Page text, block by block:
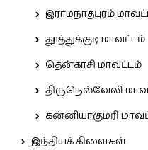
இராமநாதபுரம்
தூத்துக்குடி மாவட்டம்
தென்காசி மாவட்டம்
திருநெல்வேலி
கன்னியாகுமரி
இந்தியக் கிளைகள்